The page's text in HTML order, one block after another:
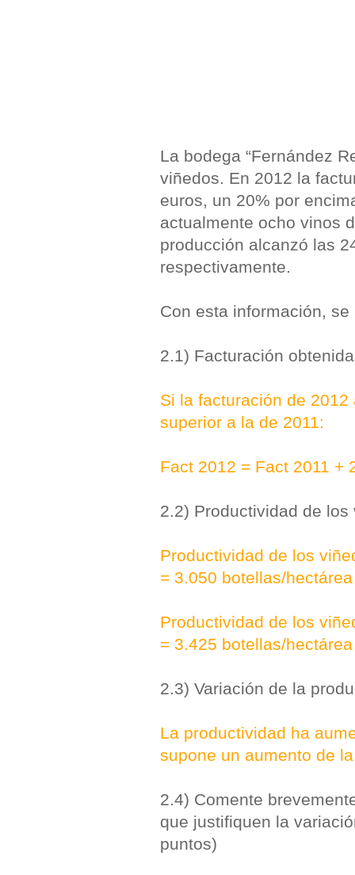
La bodega “Fernández
viñedos. En 2012 la
euros, un 20% por
actualmente ocho vinos
producción alcanzó las
respectivamente.
Con esta información, se
2.1) Facturación
Si la facturación de
superior a la de 2011:
Fact 2012 = Fact 2011 +
2.2) Productividad de
Productividad de los
= 3.050 botellas/hectárea
Productividad de los
= 3.425 botellas/hectárea
2.3) Variación de la
La productividad ha
supone un aumento de
2.4) Comente
que justifiquen la
puntos)